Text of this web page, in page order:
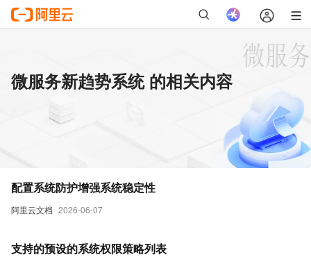
微服务新趋势系统 的相关内容
阿里云文档 2026-06-07
配置系统防护增强系统稳定性
支持的预设的系统权限策略列表